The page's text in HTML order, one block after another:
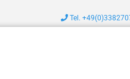
Tel.